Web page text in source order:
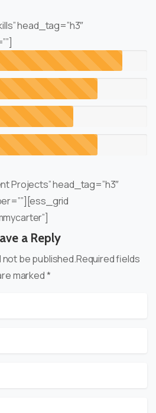
head_tag=”h3″
Projects” head_tag=”h3″
a Reply
not be published.Required fields
marked *